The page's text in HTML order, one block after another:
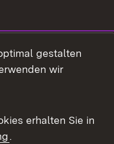
gestalten
wir
erhalten Sie in
.